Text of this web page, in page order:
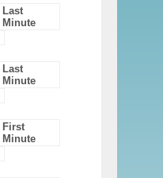
Last
Minute
Last
Minute
First
Minute